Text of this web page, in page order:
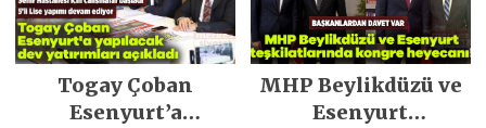
Togay Çoban
Esenyurt’a
MHP Beylikdüzü ve
Esenyurt